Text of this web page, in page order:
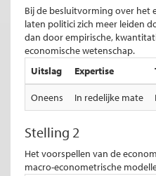
Bij de besluitvorming over het
laten politici zich meer leiden
dan door empirische,
economische wetenschap.
Uitslag
Expertise
Oneens In redelijke mate
Stelling 2
Het voorspellen van de
macro-econometrische